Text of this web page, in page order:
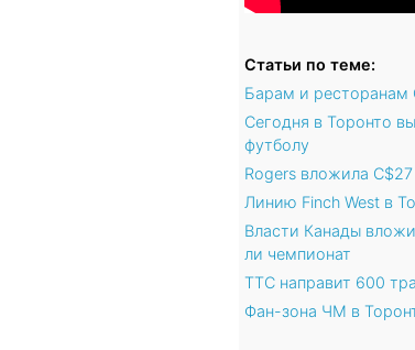
Статьи по теме:
Барам и ресторанам
Сегодня в Торонто
футболу
Rogers вложила
Линию Finch West в
Власти Канады
ли чемпионат
TTC направит 600
Фан-зона ЧМ в